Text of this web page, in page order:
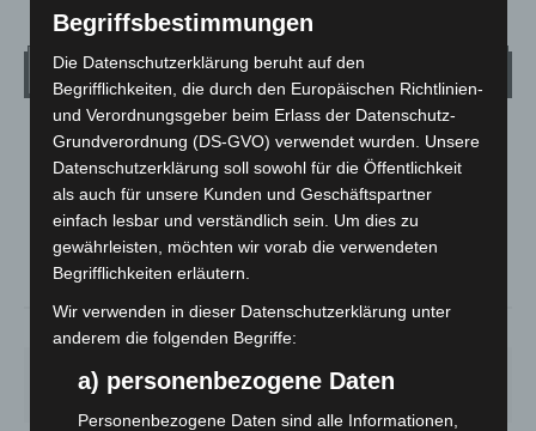
Wetter
LANGENHAGEN
Bedeckt
14.8°C
75% 2.9m/s
SO.
33° 27° 23°
MI.
26°
Begriffsbestimmungen
Die Datenschutzerklärung beruht auf den
Begrifflichkeiten, die durch den Europäischen Richtlinien-
und Verordnungsgeber beim Erlass der Datenschutz-
Grundverordnung (DS-GVO) verwendet wurden. Unsere
Datenschutzerklärung soll sowohl für die Öffentlichkeit
als auch für unsere Kunden und Geschäftspartner
einfach lesbar und verständlich sein. Um dies zu
gewährleisten, möchten wir vorab die verwendeten
Begrifflichkeiten erläutern.
Wir verwenden in dieser Datenschutzerklärung unter
anderem die folgenden Begriffe:
a) personenbezogene Daten
Personenbezogene Daten sind alle Informationen,